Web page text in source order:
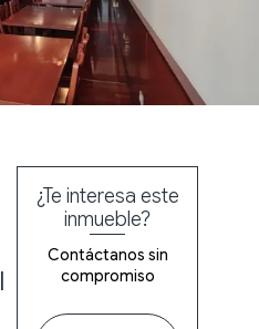
¿Te interesa este
inmueble?
Contáctanos sin
compromiso